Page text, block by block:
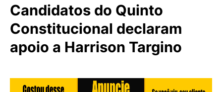
Candidatos do Quinto
Constitucional declaram
apoio a Harrison Targino